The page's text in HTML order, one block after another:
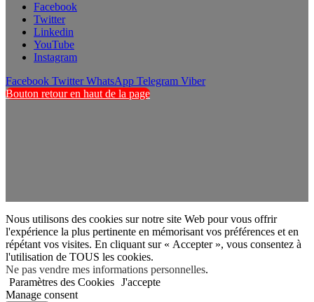
Facebook
Twitter
Linkedin
YouTube
Instagram
Facebook Twitter WhatsApp Telegram Viber
Bouton retour en haut de la page
Nous utilisons des cookies sur notre site Web pour vous offrir
l'expérience la plus pertinente en mémorisant vos préférences et en
répétant vos visites. En cliquant sur « Accepter », vous consentez à
l'utilisation de TOUS les cookies.
Ne pas vendre mes informations personnelles.
Paramètres des Cookies J'accepte
Manage consent